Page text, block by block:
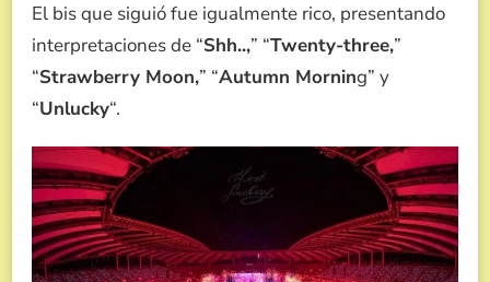
El bis que siguió fue igualmente rico, presentando
interpretaciones de “Shh..,” “Twenty-three,”
“Strawberry Moon,” “Autumn Morning” y
“Unlucky“.